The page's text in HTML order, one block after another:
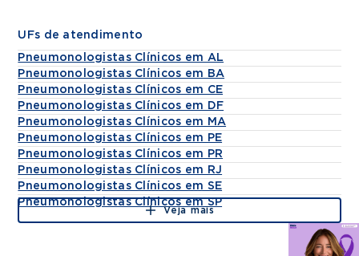
UFs de atendimento
Pneumonologistas Clínicos em AL
Pneumonologistas Clínicos em BA
Pneumonologistas Clínicos em CE
Pneumonologistas Clínicos em DF
Pneumonologistas Clínicos em MA
Pneumonologistas Clínicos em PE
Pneumonologistas Clínicos em PR
Pneumonologistas Clínicos em RJ
Pneumonologistas Clínicos em SE
Pneumonologistas Clínicos em SP
Veja mais
Agende